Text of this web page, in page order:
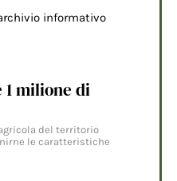
informativo
1 milione di
del territorio
le caratteristiche